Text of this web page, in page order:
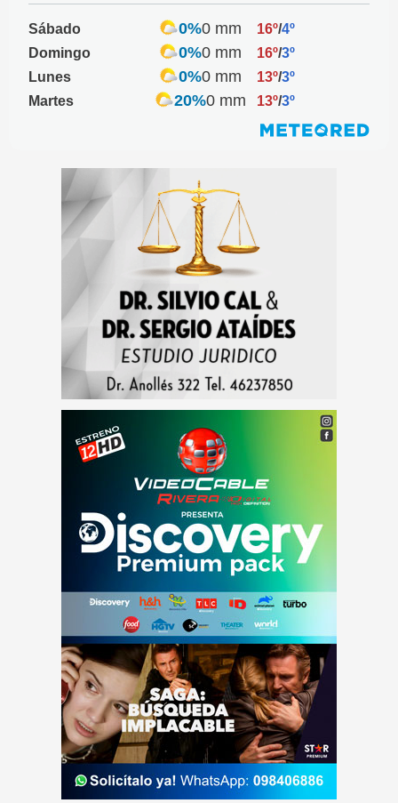
Sábado 0%0 mm 16º/4º
Domingo
0%0 mm 16º/3º
Lunes
0%0 mm 13º/3º
Martes
20%0 mm 13º/3º